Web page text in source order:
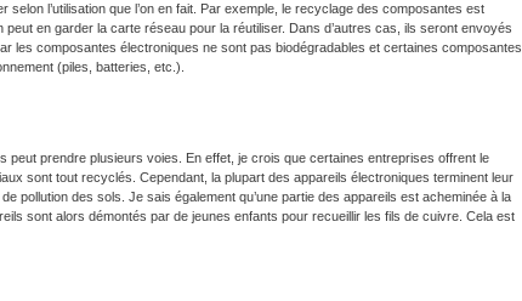
selon l’utilisation que l’on en fait. Par exemple, le recyclage des composantes est
peut en garder la carte réseau pour la réutiliser. Dans d’autres cas, ils seront envoyés
les composantes électroniques ne sont pas biodégradables et certaines composantes
(piles, batteries, etc.).
peut prendre plusieurs voies. En effet, je crois que certaines entreprises offrent le
sont tout recyclés. Cependant, la plupart des appareils électroniques terminent leur
pollution des sols. Je sais également qu’une partie des appareils est acheminée à la
sont alors démontés par de jeunes enfants pour recueillir les fils de cuivre. Cela est